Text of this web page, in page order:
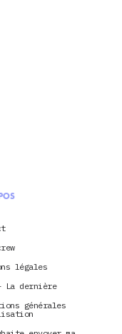
légales
La dernière
générales